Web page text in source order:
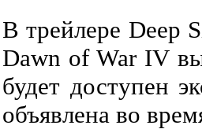
В трейлере Deep
Dawn of War IV
будет доступен
объявлена ​​во